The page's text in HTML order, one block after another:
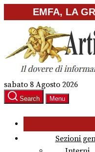
to
content
EMFA, LA
sabato 8 Agosto 2026
Search Menu
Sezioni